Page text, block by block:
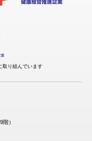
取り組んでいます
）